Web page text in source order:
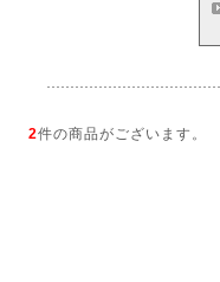
2件の商品がございます。